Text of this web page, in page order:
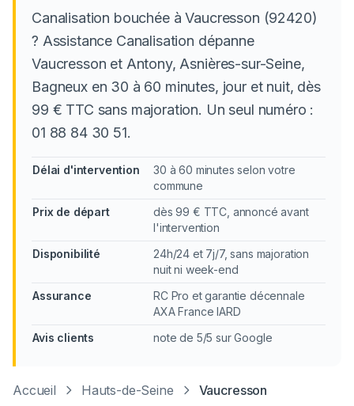
Canalisation bouchée à Vaucresson (92420)
? Assistance Canalisation dépanne
Vaucresson et Antony, Asnières-sur-Seine,
Bagneux en 30 à 60 minutes, jour et nuit, dès
99 € TTC sans majoration. Un seul numéro :
01 88 84 30 51.
Délai d'intervention
30 à 60 minutes selon votre
commune
Prix de départ
dès 99 € TTC, annoncé avant
l'intervention
Disponibilité
24h/24 et 7j/7, sans majoration
nuit ni week-end
Assurance
RC Pro et garantie décennale
AXA France IARD
Avis clients
note de 5/5 sur Google
Accueil Hauts-de-Seine Vaucresson